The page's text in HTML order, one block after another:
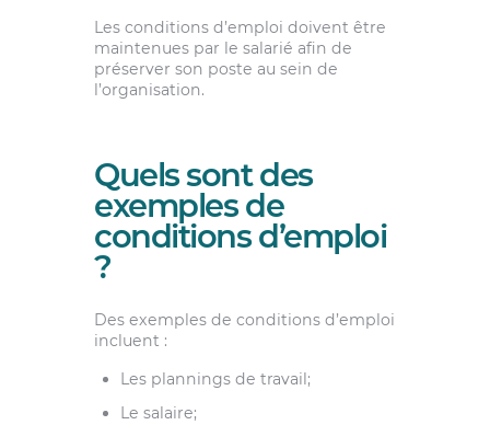
Les conditions d’emploi doivent être
maintenues par le salarié afin de
préserver son poste au sein de
l’organisation.
Quels sont des
exemples de
conditions d’emploi
?
Des exemples de conditions d’emploi
incluent :
Les plannings de travail;
Le salaire;